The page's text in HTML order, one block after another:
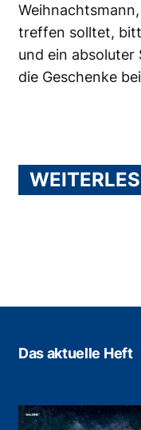
treffen solltet,
und ein absoluter
die Geschenke
Das aktuelle Heft